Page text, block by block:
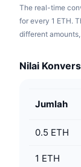
The real-time
for every 1 ETH.
different
Nilai
Jumlah
0.5 ETH
1 ETH